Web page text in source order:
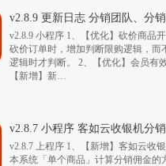
v2.8.9 更新日志 分销团队、分
v2.8.9 小程序 1、【优化】砍价商品
砍价订单时，增加判断限购逻辑，而
逻辑时才判断。 2、【优化】会员有
【新增】新…
v2.8.7 小程序 客如云收银机分
v2.8.7 上程序 1、【新增】客如云收
本系统「单个商品」计算分销佣金的